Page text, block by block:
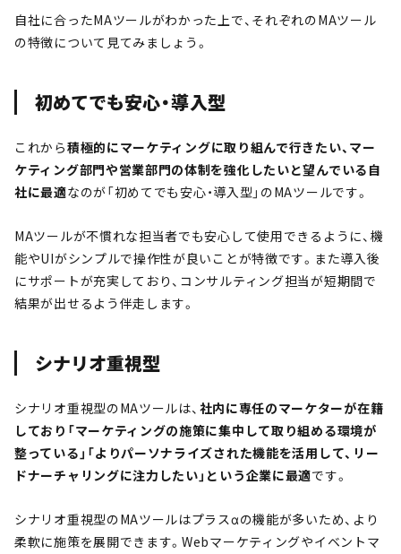
自社に合ったMAツールがわかった上で、それぞれのMAツール
の特徴について見てみましょう。
初めてでも安心・導入型
これから積極的にマーケティングに取り組んで行きたい、マー
ケティング部門や営業部門の体制を強化したいと望んでいる自
社に最適なのが「初めてでも安心・導入型」のMAツールです。
MAツールが不慣れな担当者でも安心して使用できるように、機
能やUIがシンプルで操作性が良いことが特徴です。また導入後
にサポートが充実しており、コンサルティング担当が短期間で
結果が出せるよう伴走します。
シナリオ重視型
シナリオ重視型のMAツールは、 社内に専任のマーケターが在籍
しており「マーケティングの施策に集中して取り組める環境が
整っている」「よりパーソナライズされた機能を活用して、リー
ドナーチャリングに注力したい」という企業に最適です。
シナリオ重視型のMAツールはプラスαの機能が多いため、より
柔軟に施策を展開できます。Webマーケティングやイベントマ